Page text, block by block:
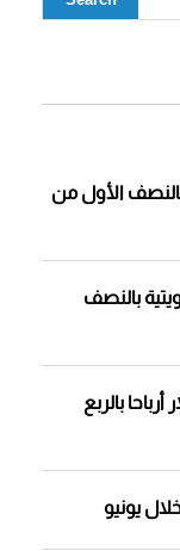
بالنصف الأول من
بالنصف
مليون دولار أرباحا بالربع